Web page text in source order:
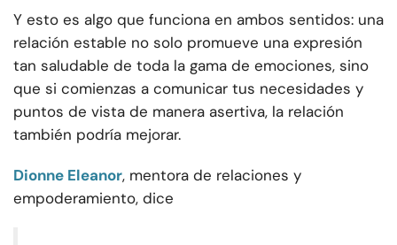
Y esto es algo que funciona en ambos sentidos: una
relación estable no solo promueve una expresión
tan saludable de toda la gama de emociones, sino
que si comienzas a comunicar tus necesidades y
puntos de vista de manera asertiva, la relación
también podría mejorar.
Dionne Eleanor, mentora de relaciones y
empoderamiento, dice